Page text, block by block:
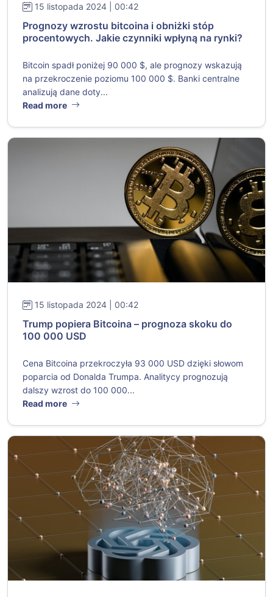
15 listopada 2024 | 00:42
Prognozy wzrostu bitcoina i obniżki stóp
procentowych. Jakie czynniki wpłyną na rynki?
Bitcoin spadł poniżej 90 000 $, ale prognozy wskazują
na przekroczenie poziomu 100 000 $. Banki centralne
analizują dane doty...
Read more
15 listopada 2024 | 00:42
Trump popiera Bitcoina – prognoza skoku do
100 000 USD
Cena Bitcoina przekroczyła 93 000 USD dzięki słowom
poparcia od Donalda Trumpa. Analitycy prognozują
dalszy wzrost do 100 000...
Read more